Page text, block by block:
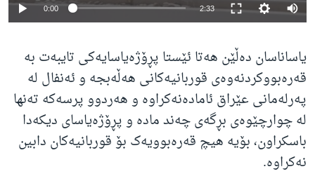
0:00 2:33
یاساناسان دەڵێن هەتا ئێستا پڕۆژەیاسایەکی تایبەت بە
قەرەبووکردنەوەی قوربانیەکانی هەڵەبجە و ئەنفال لە
پەرلەمانی عێراق ئامادەنەکراوە و هەردوو پرسەکە تەنها
لە چوارچێوەی بڕگەی چەند مادە و پڕۆژەیاسای دیکەدا
باسکراون، بۆیە هیچ قەرەبوویەک بۆ قوربانیەکان دابین
نەکراوە.